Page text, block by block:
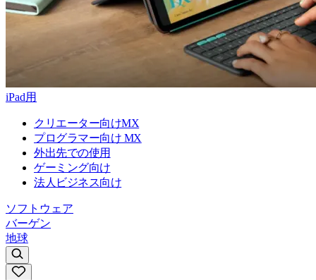
iPad用
クリエーター向けMX
プログラマー向け MX
外出先での使用
ゲーミング向け
法人ビジネス向け
ソフトウェア
バーゲン
地球